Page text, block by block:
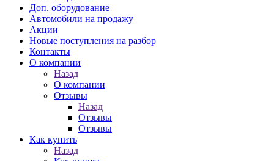
Доп. оборудование
Автомобили на продажу
Акции
Новые поступления на разбор
Контакты
О компании
Назад
О компании
Отзывы
Назад
Отзывы
Отзывы
Как купить
Назад